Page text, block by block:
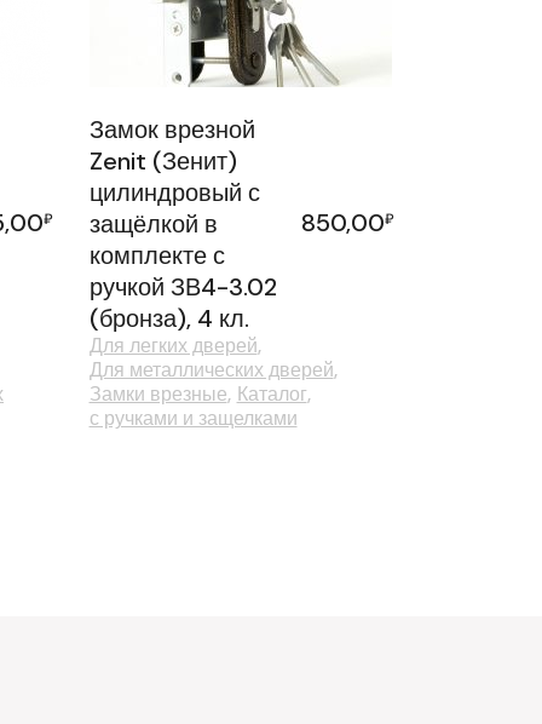
₽
Замок врезной
Zenit (Зенит)
цилиндровый с
защёлкой в
комплекте с
ручкой ЗВ4-3.02
(бронза), 4 кл.
850,00₽
Для легких дверей
Для металлических дверей
Замки врезные Каталог
с ручками и защелками